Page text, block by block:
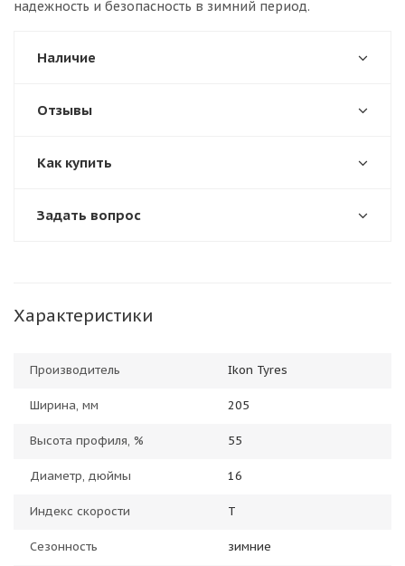
надежность и безопасность в зимний период.
Наличие
Отзывы
Как купить
Задать вопрос
Характеристики
Производитель Ikon Tyres
Ширина, мм 205
Высота профиля, % 55
Диаметр, дюймы 16
Индекс скорости T
Сезонность зимние